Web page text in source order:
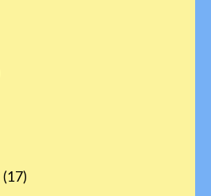
(17)